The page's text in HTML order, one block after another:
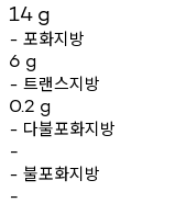
14 g
- 포화지방
6 g
- 트랜스지방
0.2 g
- 다불포화지방
-
- 불포화지방
-